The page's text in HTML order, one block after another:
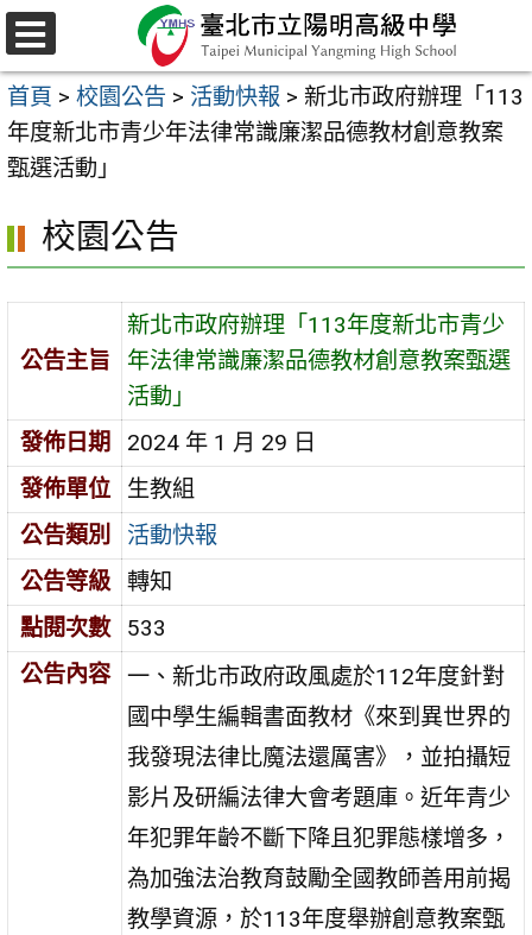
跳
至
主
要
內
區
選
單
首頁 > 校園公告 > 活動快報 > 新北市政府辦理「113
年度新北市青少年法律常識廉潔品德教材創意教案
甄選活動」
校園公告
公告主旨
新北市政府辦理「113年度新北市青少
年法律常識廉潔品德教材創意教案甄選
活動」
發佈日期
2024 年 1 月 29 日
發佈單位
生教組
公告類別
活動快報
公告等級
轉知
點閱次數
533
公告內容
一、新北市政府政風處於112年度針對
國中學生編輯書面教材《來到異世界的
我發現法律比魔法還厲害》，並拍攝短
影片及研編法律大會考題庫。近年青少
年犯罪年齡不斷下降且犯罪態樣增多，
為加強法治教育鼓勵全國教師善用前揭
教學資源，於113年度舉辦創意教案甄